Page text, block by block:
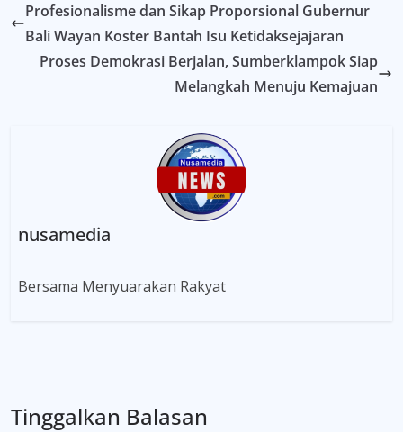
Profesionalisme dan Sikap Proporsional Gubernur
Bali Wayan Koster Bantah Isu Ketidaksejajaran
Proses Demokrasi Berjalan, Sumberklampok Siap
Melangkah Menuju Kemajuan
nusamedia
Bersama Menyuarakan Rakyat
Tinggalkan Balasan